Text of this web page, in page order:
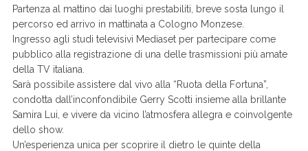
Partenza al mattino dai luoghi prestabiliti, breve sosta lungo il
percorso ed arrivo in mattinata a Cologno Monzese.
Ingresso agli studi televisivi Mediaset per partecipare come
pubblico alla registrazione di una delle trasmissioni più amate
della TV italiana.
Sarà possibile assistere dal vivo alla “Ruota della Fortuna”,
condotta dall’inconfondibile Gerry Scotti insieme alla brillante
Samira Lui, e vivere da vicino l’atmosfera allegra e coinvolgente
dello show.
Un’esperienza unica per scoprire il dietro le quinte della